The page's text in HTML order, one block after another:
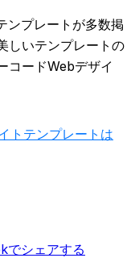
ンプレートが多数掲
しいテンプレートの
コードWebデザイ
トテンプレートは
でシェアする